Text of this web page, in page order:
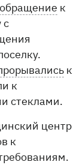
к
с
к
к
стеклами.
центр
к